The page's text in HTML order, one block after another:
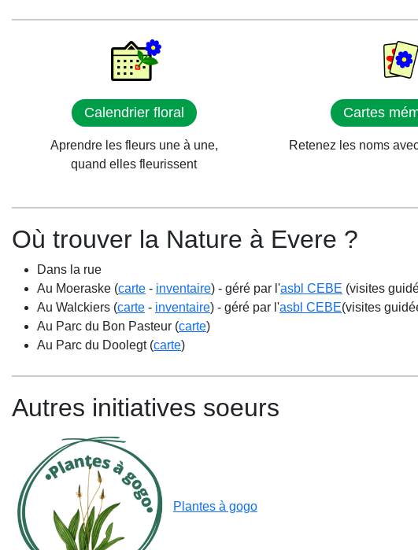
Calendrier floral
Aprendre les fleurs une à une,
quand elles fleurissent
Cartes
Retenez les noms
Où trouver la Nature à Evere ?
Dans la rue
Au Moeraske (carte - inventaire) - géré par l'asbl CEBE (visites
Au Walckiers (carte - inventaire) - géré par l'asbl CEBE(visites
Au Parc du Bon Pasteur (carte)
Au Parc du Doolegt (carte)
Autres initiatives soeurs
Plantes à gogo